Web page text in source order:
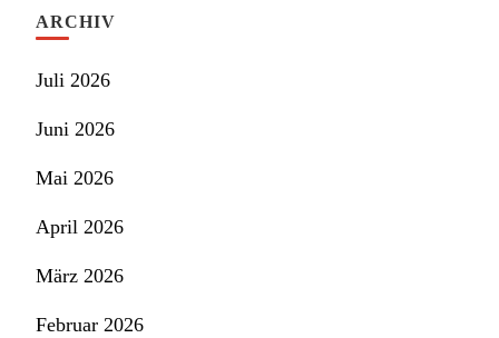
ARCHIV
Juli 2026
Juni 2026
Mai 2026
April 2026
März 2026
Februar 2026